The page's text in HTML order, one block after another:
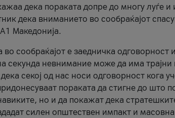
дека пораката допре до многу луѓе
дека вниманието во сообраќајот
Македонија.
во сообраќајот е заедничка
секунда невнимание може да има
секој од нас носи одговорност кога
пораката да стигне до што
но и да покажат дека
силен општествен импакт и